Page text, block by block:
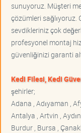
sunuyoruz. Müşteri
çözümleri sağlıyoruz.
sevdikleriniz çok
profesyonel montaj
güvenliğinizi garanti
Kedi Filesi, Kedi
şehirler;
Adana , Adıyaman ,
Antalya , Artvin ,
Burdur , Bursa ,